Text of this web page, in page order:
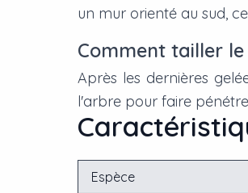
un mur orienté au sud,
Comment tailler
Après les dernières
l'arbre pour faire
Espèce